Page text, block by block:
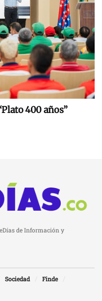
400 años”
de Información y
Sociedad
Finde